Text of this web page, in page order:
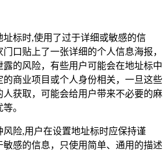
址标时,使用了过于详细或敏感的信
口贴上了一张详细的个人信息海报，
的风险，有些用户可能会在地址标中
商业项目或个人身份相关，一旦这些
获取，可能会给用户带来不必要的麻
。
风险,用户在设置地址标时应保持谨
感的信息，只使用简单、通用的描述